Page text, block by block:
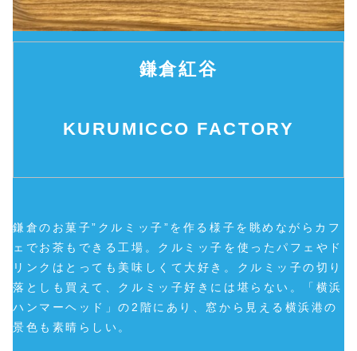
鎌倉紅谷
KURUMICCO FACTORY
鎌倉のお菓子”クルミッ子”を作る様子を眺めながらカフ
ェでお茶もできる工場。クルミッ子を使ったパフェやド
リンクはとっても美味しくて大好き。クルミッ子の切り
落としも買えて、クルミッ子好きには堪らない。「横浜
ハンマーヘッド」の2階にあり、窓から見える横浜港の
景色も素晴らしい。